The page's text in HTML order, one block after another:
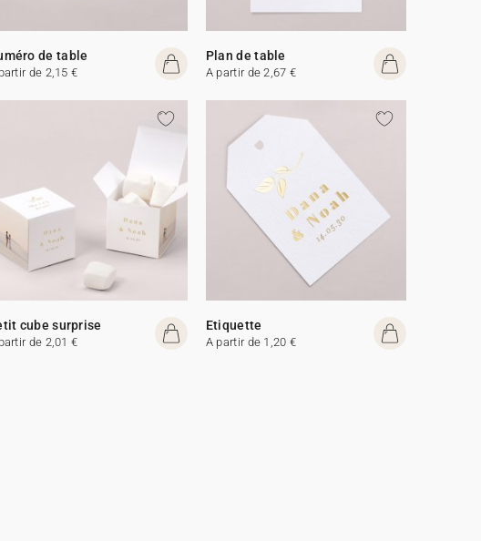
de table
de 2,15 €
Plan de table
A partir de 2,67 €
cube surprise
de 2,01 €
Etiquette
A partir de 1,20 €